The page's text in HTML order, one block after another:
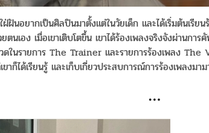
นอยากเป็นศิลปินมาตั้งแต่ในวัยเด็ก และได้เริ่มต้นเรียน
อง เมื่อเขาเติบโตขึ้น เขาได้ร้องเพลงจริงจังผ่านการคั
ในรายการ The Trainer และรายการร้องเพลง The
ก็ได้เรียนรู้ และเก็บเกี่ยวประสบการณ์การร้องเพลงมา